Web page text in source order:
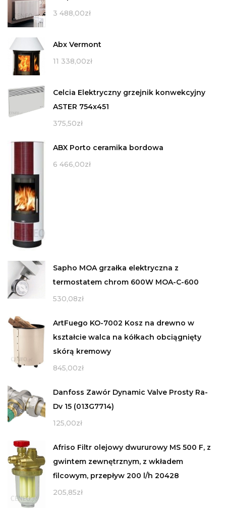
3 488,00zł
Abx Vermont
11 338,00zł
Celcia Elektryczny grzejnik konwekcyjny
ASTER 754x451
375,50zł
ABX Porto ceramika bordowa
6 466,00zł
Sapho MOA grzałka elektryczna z
termostatem chrom 600W MOA-C-600
530,08zł
ArtFuego KO-7002 Kosz na drewno w
kształcie walca na kółkach obciągnięty
skórą kremowy
845,00zł
Danfoss Zawór Dynamic Valve Prosty Ra-
Dv 15 (013G7714)
125,00zł
Afriso Filtr olejowy dwururowy MS 500 F, z
gwintem zewnętrznym, z wkładem
filcowym, przepływ 200 l/h 20428
205,85zł